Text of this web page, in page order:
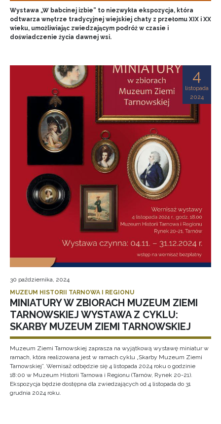
Wystawa „W babcinej izbie” to niezwykła ekspozycja, która
odtwarza wnętrze tradycyjnej wiejskiej chaty z przełomu XIX i XX
wieku, umożliwiając zwiedzającym podróż w czasie i
doświadczenie życia dawnej wsi.
4
listopada
2024
30 października, 2024
MUZEUM HISTORII TARNOWA I REGIONU
MINIATURY W ZBIORACH MUZEUM ZIEMI
TARNOWSKIEJ WYSTAWA Z CYKLU:
SKARBY MUZEUM ZIEMI TARNOWSKIEJ
Muzeum Ziemi Tarnowskiej zaprasza na wyjątkową wystawę miniatur w
ramach, która realizowana jest w ramach cyklu „Skarby Muzeum Ziemi
Tarnowskiej”. Wernisaż odbędzie się 4 listopada 2024 roku o godzinie
18:00 w Muzeum Historii Tarnowa i Regionu (Tarnów, Rynek 20-21).
Ekspozycja będzie dostępna dla zwiedzających od 4 listopada do 31
grudnia 2024 roku.